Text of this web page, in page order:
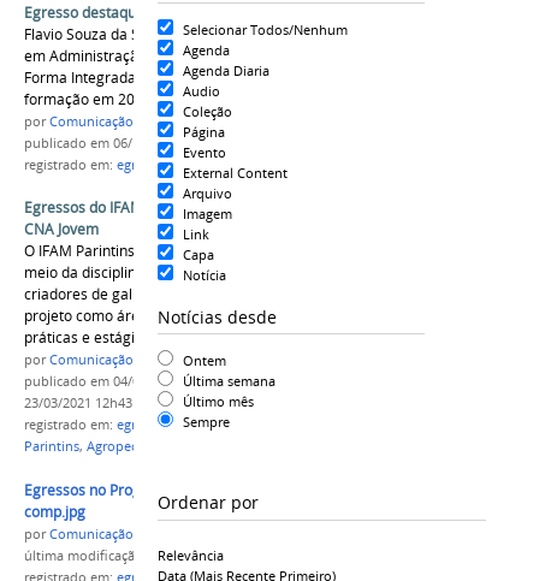
Selecionar Todos/Nenhum
Agenda
Agenda Diaria
Audio
Coleção
Página
Evento
External Content
Arquivo
Imagem
Link
Capa
Notícia
Notícias desde
Ontem
Última semana
Último mês
Sempre
Ordenar por
Relevância
Data (mais Recente Primeiro)
Egresso destaque do IFAM Campus Lábrea
Flavio Souza da Silva é egresso do curso técnico
em Administração Integrado ao Ensino Médio
Forma Integrada do IFAM Campus Lábrea com
formação em 2016.
porComunicação - Labrea
publicado em 06/10/2021
registrado em: egressos, campus Lábrea
Egressos do IFAM são finalistas no Programa
CNA Jovem
O IFAM Parintins será parceiro no projeto por
meio da disciplina de Avicultura que terá os
criadores de galinha caipira participantes do
projeto como área para realização de atividades
práticas e estágio técnico.
porComunicação CPR
publicado em 04/02/2021 —última modificação
23/03/2021 12h43
registrado em: egressos, cursos técnicos
Parintins, Agropecuária
Egressos no Programa CNA Jovem 2020
comp.jpg
porComunicação CPR
última modificação
em 04/02/2021 20h15
registrado em: egressos,cursos técnicos, Campus